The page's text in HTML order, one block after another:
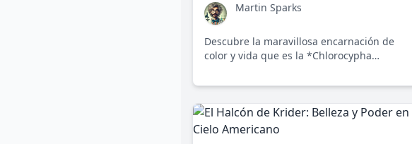
Martin Sparks
Descubre la maravillosa encarnación de
color y vida que es la *Chlorocypha
joya de los ríos de África Occidental y